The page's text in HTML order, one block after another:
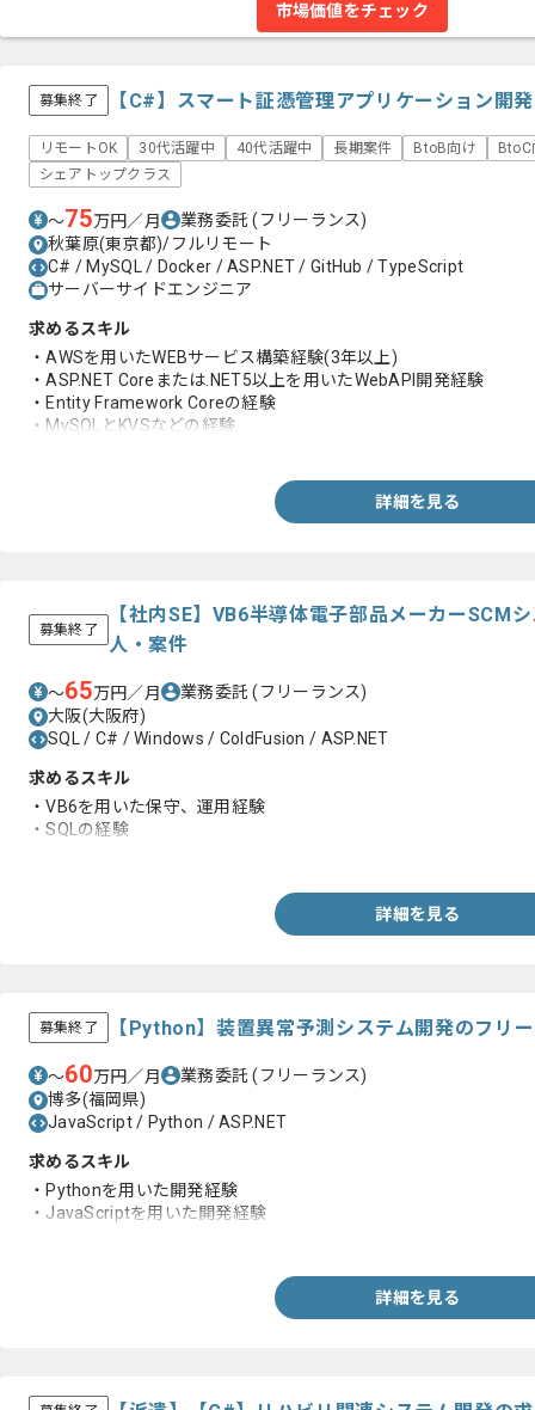
市場価値をチェック
募集終了 【C#】スマート証憑管理アプリケーション開
リモートOK 30代活躍中 40代活躍中 長期案件 BtoB向け
BtoC
シェアトップクラス
〜75万円／月 業務委託(フリーランス)
秋葉原(東京都)/フルリモート
C# / MySQL / Docker / ASP.NET / GitHub / TypeScript
サーバーサイドエンジニア
求めるスキル
・AWSを用いたWEBサービス構築経験(3年以上)
・ASP.NET Coreまたは.NET5以上を用いたWebAPI開発経験
・Entity Framework Coreの経験
・MySQLとKVSなどの経験
詳細を見る
募集終了
【社内SE】VB6半導体電子部品メーカーSCM
人・案件
〜65万円／月 業務委託(フリーランス)
大阪(大阪府)
SQL / C# / Windows / ColdFusion / ASP.NET
求めるスキル
・VB6を用いた保守、運用経験
・SQLの経験
詳細を見る
募集終了 【Python】装置異常予測システム開発のフリ
〜60万円／月 業務委託(フリーランス)
博多(福岡県)
JavaScript / Python / ASP.NET
求めるスキル
・Pythonを用いた開発経験
・JavaScriptを用いた開発経験
詳細を見る